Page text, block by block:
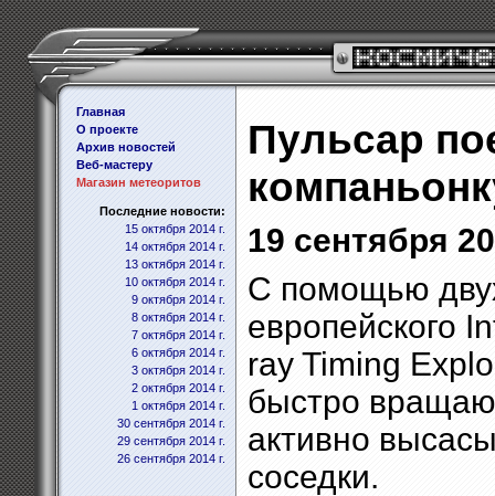
Главная
О проекте
Архив новостей
Веб-мастеру
Магазин метеоритов
Последние новости:
15 октября 2014 г.
14 октября 2014 г.
13 октября 2014 г.
10 октября 2014 г.
9 октября 2014 г.
8 октября 2014 г.
7 октября 2014 г.
6 октября 2014 г.
3 октября 2014 г.
2 октября 2014 г.
1 октября 2014 г.
30 сентября 2014 г.
29 сентября 2014 г.
26 сентября 2014 г.
Пульсар
19 сентября
С помощью
европейского
ray Timing
быстро
активно
соседки.